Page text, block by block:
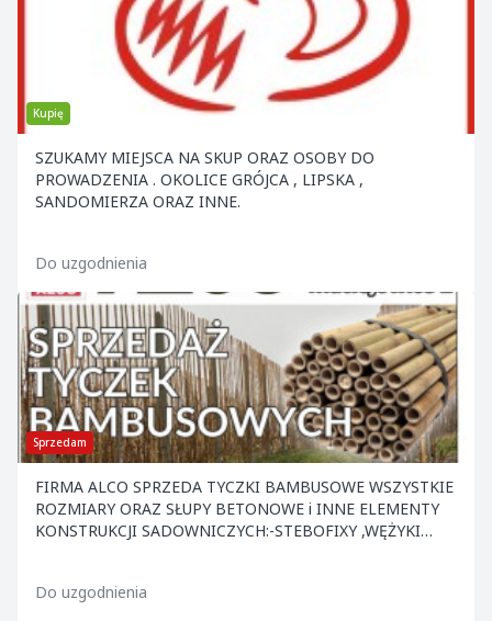
Kupię
SZUKAMY MIEJSCA NA SKUP ORAZ OSOBY DO
PROWADZENIA . OKOLICE GRÓJCA , LIPSKA ,
SANDOMIERZA ORAZ INNE.
Do uzgodnienia
Sprzedam
FIRMA ALCO SPRZEDA TYCZKI BAMBUSOWE WSZYSTKIE
ROZMIARY ORAZ SŁUPY BETONOWE i INNE ELEMENTY
KONSTRUKCJI SADOWNICZYCH:-STEBOFIXY ,WĘŻYKI
Do uzgodnienia